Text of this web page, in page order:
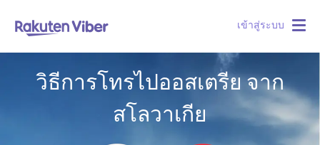
เข้าสู่ระบบ
วิธีการโทรไปออสเตรีย จาก
สโลวาเกีย